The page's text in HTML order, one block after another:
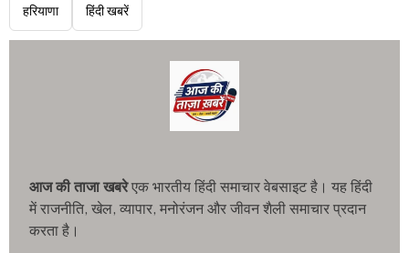
हरियाणा हिंदी खबरें
आज की ताजा खबरेएक भारतीय हिंदी समाचार वेबसाइट है। यह हिंदी
में राजनीति, खेल, व्यापार, मनोरंजन और जीवन शैली समाचार प्रदान
करता है।